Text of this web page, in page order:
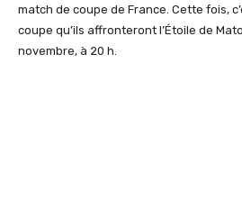
match de coupe de France. Cette fois,
coupe qu’ils affronteront l’Étoile de
novembre, à 20 h.